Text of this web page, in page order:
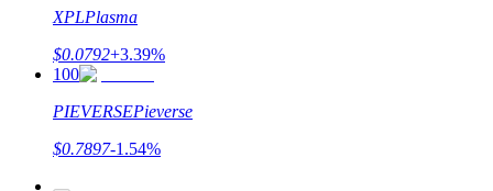
XPLPlasma
$0.0792+3.39%
100
PIEVERSEPieverse
$0.7897-1.54%